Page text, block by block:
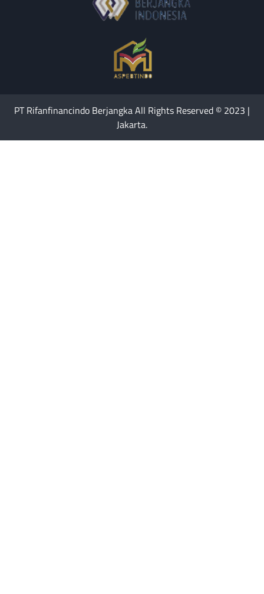
PT Rifanfinancindo Berjangka All Rights Reserved © 2023 |
Jakarta.